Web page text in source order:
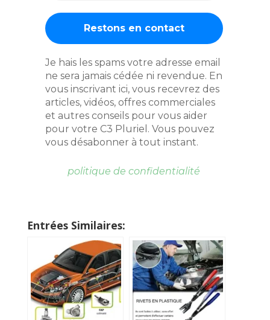
Je hais les spams votre adresse email
ne sera jamais cédée ni revendue. En
vous inscrivant ici, vous recevrez des
articles, vidéos, offres commerciales
et autres conseils pour vous aider
pour votre C3 Pluriel. Vous pouvez
vous désabonner à tout instant.
politique de confidentialité
Entrées Similaires: